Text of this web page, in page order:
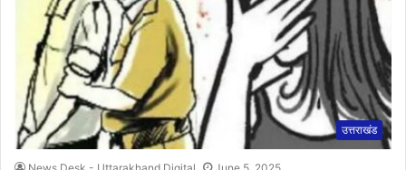
उत्तराखंड